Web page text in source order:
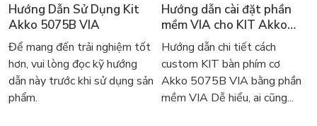
Hướng Dẫn Sử Dụng Kit
Akko 5075B VIA
Để mang đến trải nghiệm tốt
hơn, vui lòng đọc kỹ hướng
dẫn này trước khi sử dụng sản
phẩm.
Hướng dẫn cài đặt phần
mềm VIA cho KIT Akko
5075B VIA
Hướng dẫn chi tiết cách
custom KIT bàn phím cơ
Akko 5075B VIA bằng phần
mềm VIA Dễ hiểu, ai cũng...